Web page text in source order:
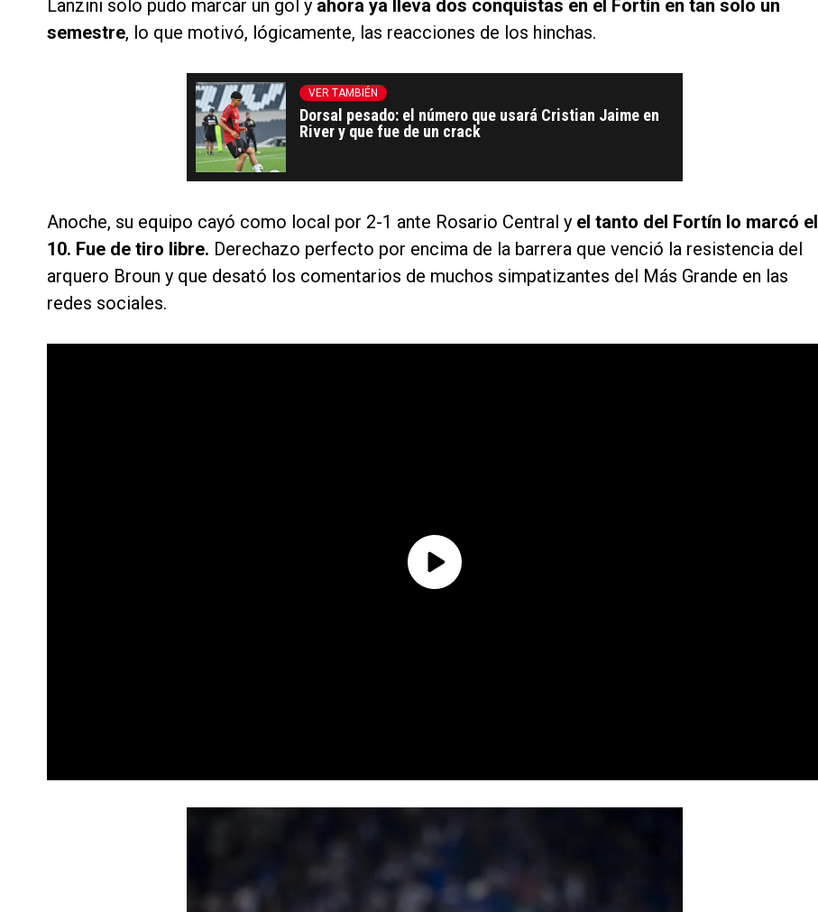
Lanzini solo pudo marcar un gol y ahora ya lleva dos conquistas en el Fortín en tan solo un
semestre, lo que motivó, lógicamente, las reacciones de los hinchas.
VER TAMBIÉN
Dorsal pesado: el número que usará Cristian Jaime en
River y que fue de un crack
Anoche, su equipo cayó como local por 2-1 ante Rosario Central y el tanto del Fortín lo marcó el
10. Fue de tiro libre. Derechazo perfecto por encima de la barrera que venció la resistencia del
arquero Broun y que desató los comentarios de muchos simpatizantes del Más Grande en las
redes sociales.